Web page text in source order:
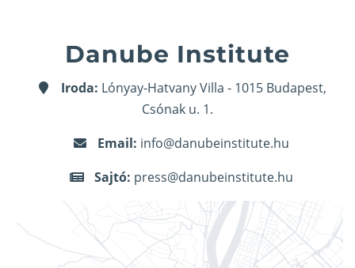
Danube Institute
Iroda: Lónyay-Hatvany Villa - 1015 Budapest,
Csónak u. 1.
Email: info@danubeinstitute.hu
Sajtó: press@danubeinstitute.hu